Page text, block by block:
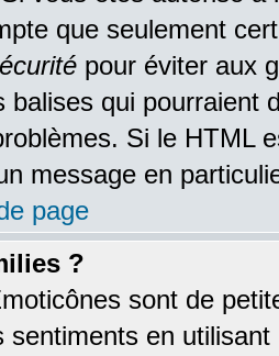
que seulement
pour éviter aux
balises qui pourraient
Si le HTML
message en
page
?
sont de
sentiments en